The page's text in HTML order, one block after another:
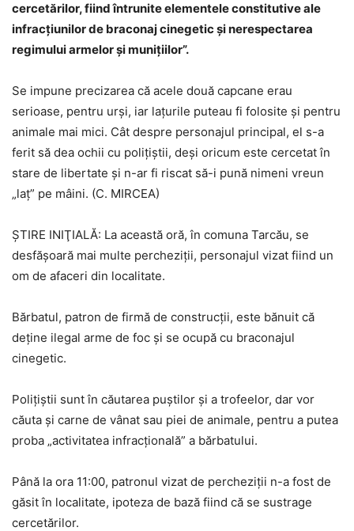
cercetărilor, fiind întrunite elementele constitutive ale
infracțiunilor de braconaj cinegetic și nerespectarea
regimului armelor și munițiilor”.
Se impune precizarea că acele două capcane erau
serioase, pentru urşi, iar laţurile puteau fi folosite şi pentru
animale mai mici. Cât despre personajul principal, el s-a
ferit să dea ochii cu poliţiştii, deşi oricum este cercetat în
stare de libertate şi n-ar fi riscat să-i pună nimeni vreun
„laţ” pe mâini. (C. MIRCEA)
ŞTIRE INIŢIALĂ: La această oră, în comuna Tarcău, se
desfăşoară mai multe percheziţii, personajul vizat fiind un
om de afaceri din localitate.
Bărbatul, patron de firmă de construcţii, este bănuit că
deţine ilegal arme de foc şi se ocupă cu braconajul
cinegetic.
Poliţiştii sunt în căutarea puştilor şi a trofeelor, dar vor
căuta şi carne de vânat sau piei de animale, pentru a putea
proba „activitatea infracţională” a bărbatului.
Până la ora 11:00, patronul vizat de percheziţii n-a fost de
găsit în localitate, ipoteza de bază fiind că se sustrage
cercetărilor.